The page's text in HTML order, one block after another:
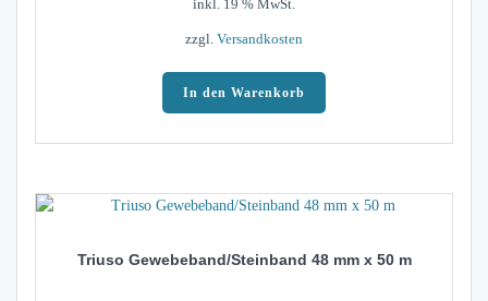
inkl. 19 % MwSt.
zzgl. Versandkosten
In den Warenkorb
Triuso Gewebeband/Steinband 48 mm x 50 m